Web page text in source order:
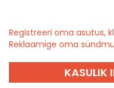
Registreeri oma asutus,
Reklaamige oma
KASULIK